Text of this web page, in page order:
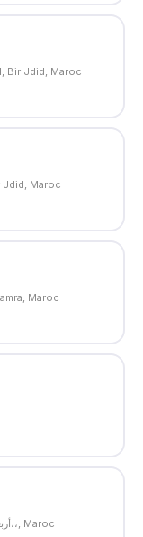
Bir Jdid, Maroc
Jdid, Maroc
Maroc
PRGG+RH6، PRGG+JJ، أربعاء العونات،،, Maroc